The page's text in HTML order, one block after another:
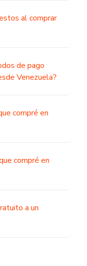
al comprar
de pago
Venezuela?
compré en
compré en
a un